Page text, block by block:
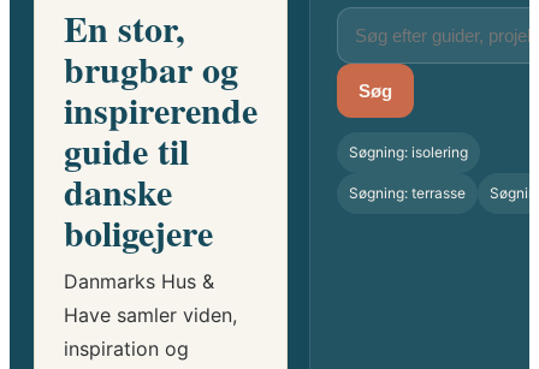
En stor,
brugbar og
inspirerende
guide til
danske
boligejere
Danmarks Hus &
Have samler viden,
inspiration og
Søg
Søgning: isolering
Søgning: terrasse